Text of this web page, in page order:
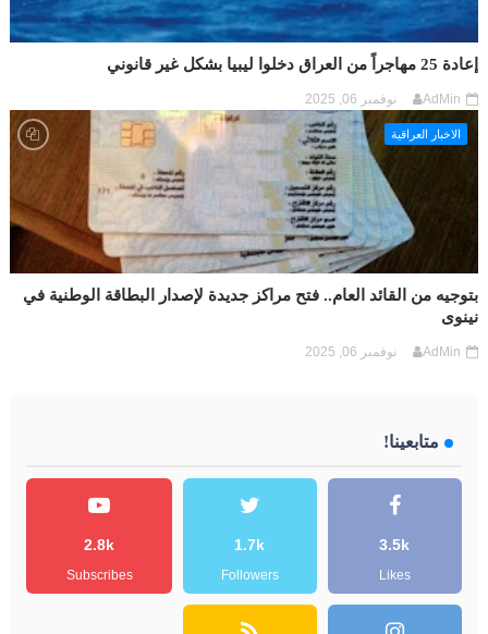
إعادة 25 مهاجراً من العراق دخلوا ليبيا بشكل غير قانوني
AdMin نوفمبر 06, 2025
الاخبار العراقية
بتوجيه من القائد العام.. فتح مراكز جديدة لإصدار البطاقة الوطنية في
نينوى
AdMin نوفمبر 06, 2025
متابعينا!
3.5k
Likes
1.7k
Followers
2.8k
Subscribes